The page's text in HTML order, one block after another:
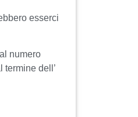
esserci
numero
termine dell’